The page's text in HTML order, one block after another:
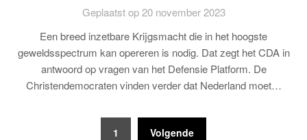
Geplaatst op 20 november 2023
Een breed inzetbare Krijgsmacht die in het hoogste
geweldsspectrum kan opereren is nodig. Dat zegt het CDA in
antwoord op vragen van het Defensie Platform. De
Christendemocraten vinden verder dat Nederland moet…
1 Volgende